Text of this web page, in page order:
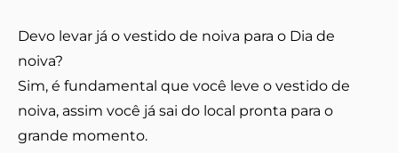
Devo levar já o vestido de noiva para o Dia de
noiva?
Sim, é fundamental que você leve o vestido de
noiva, assim você já sai do local pronta para o
grande momento.